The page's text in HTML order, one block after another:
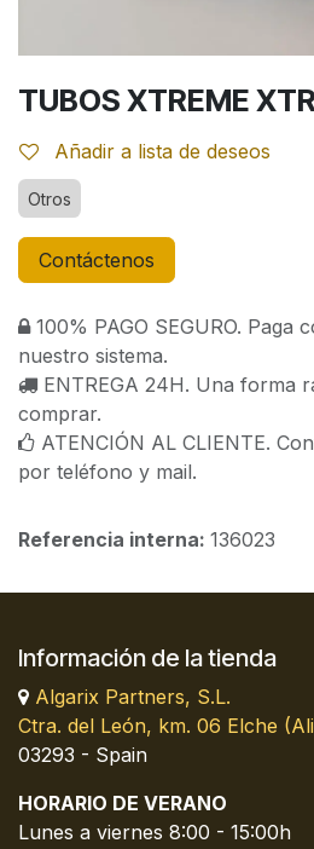
TUBOS XTREME
Añadir a lista de deseos
Otros
Contáctenos
100% PAGO SEGURO. Paga
nuestro sistema.
ENTREGA 24H. Una forma
comprar.
ATENCIÓN AL CLIENTE.
por teléfono y mail.
Referencia interna: 136023
Información de la tienda
Algarix Partners, S.L.
Ctra. del León, km. 06 Elche
03293 - Spain
HORARIO DE VERANO
Lunes a viernes 8:00 - 15:00h